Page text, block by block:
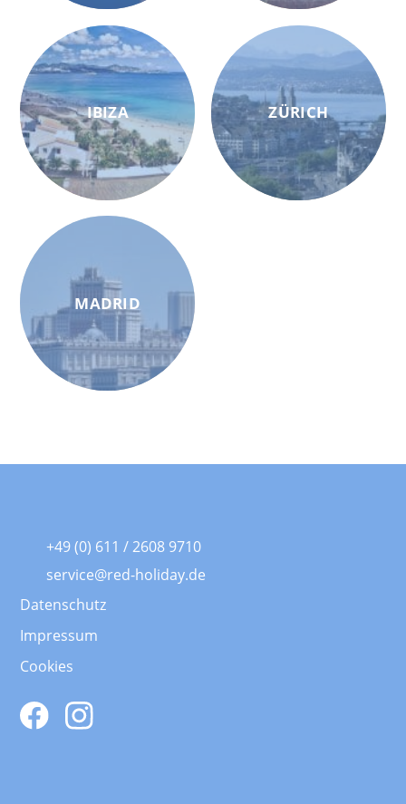
IBIZA
MADRID
ZÜRICH
+49 (0) 611 / 2608 9710
service@red-holiday.de
Datenschutz
Impressum
Cookies